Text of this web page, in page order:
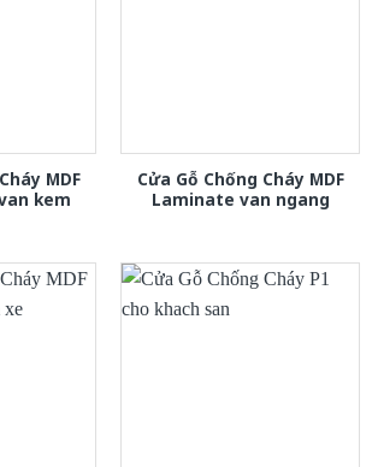
MDF
kem
Cửa Gỗ Chống Cháy MDF
Laminate van ngang